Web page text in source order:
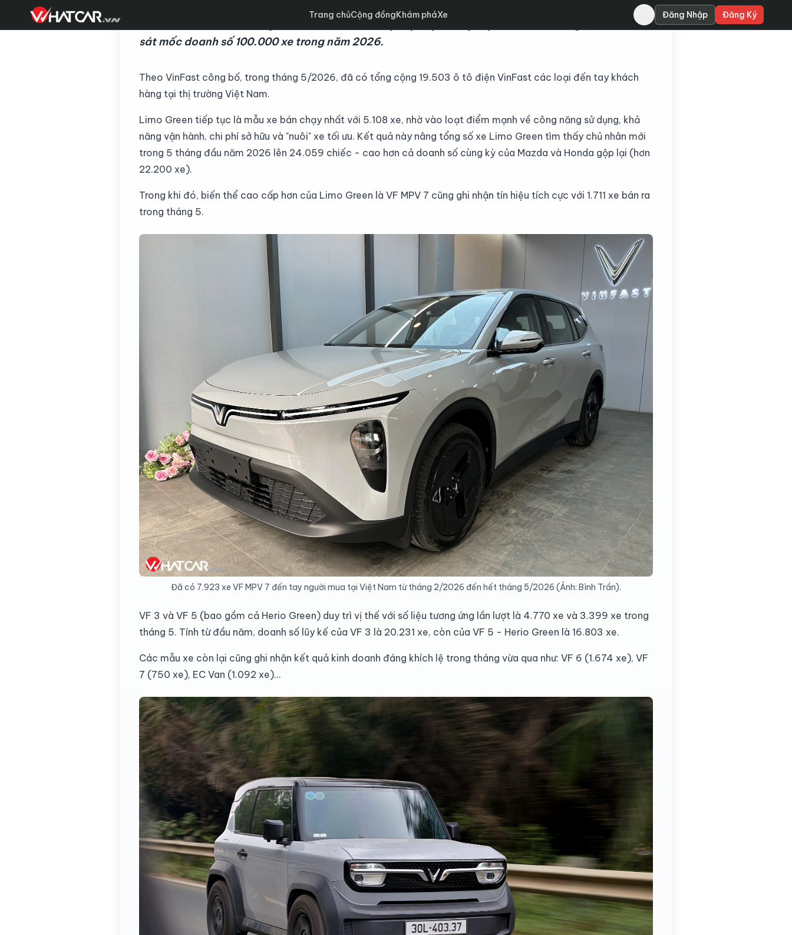
Trang chủCộng đồngKhám pháXe Đăng Nhập Đăng Ký
VinFast cho biết đã bàn giao hơn 19.500 ô tô điện tại thị trường Việt Nam vào tháng 5/2026, tiến
sát mốc doanh số 100.000 xe trong năm 2026.
Theo VinFast công bố, trong tháng 5/2026, đã có tổng cộng 19.503 ô tô điện VinFast các loại đến tay khách
hàng tại thị trường Việt Nam.
Limo Green tiếp tục là mẫu xe bán chạy nhất với 5.108 xe, nhờ vào loạt điểm mạnh về công năng sử dụng, khả
năng vận hành, chi phí sở hữu và "nuôi" xe tối ưu. Kết quả này nâng tổng số xe Limo Green tìm thấy chủ nhân mới
trong 5 tháng đầu năm 2026 lên 24.059 chiếc - cao hơn cả doanh số cùng kỳ của Mazda và Honda gộp lại (hơn
22.200 xe).
Trong khi đó, biến thể cao cấp hơn của Limo Green là VF MPV 7 cũng ghi nhận tín hiệu tích cực với 1.711 xe bán ra
trong tháng 5.
Đã có 7.923 xe VF MPV 7 đến tay người mua tại Việt Nam từ tháng 2/2026 đến hết tháng 5/2026 (Ảnh: Bình Trần).
VF 3 và VF 5 (bao gồm cả Herio Green) duy trì vị thế với số liệu tương ứng lần lượt là 4.770 xe và 3.399 xe trong
tháng 5. Tính từ đầu năm, doanh số lũy kế của VF 3 là 20.231 xe, còn của VF 5 - Herio Green là 16.803 xe.
Các mẫu xe còn lại cũng ghi nhận kết quả kinh doanh đáng khích lệ trong tháng vừa qua như: VF 6 (1.674 xe), VF
7 (750 xe), EC Van (1.092 xe)…